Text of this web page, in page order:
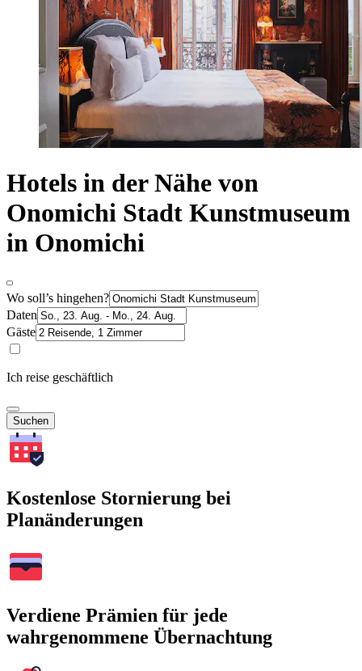
Hotels in der Nähe von
Onomichi Stadt Kunstmuseum
in Onomichi
Wo soll’s hingehen?
Daten
Gäste
Ich reise geschäftlich
Suchen
Kostenlose Stornierung bei
Planänderungen
Verdiene Prämien für jede
wahrgenommene Übernachtung